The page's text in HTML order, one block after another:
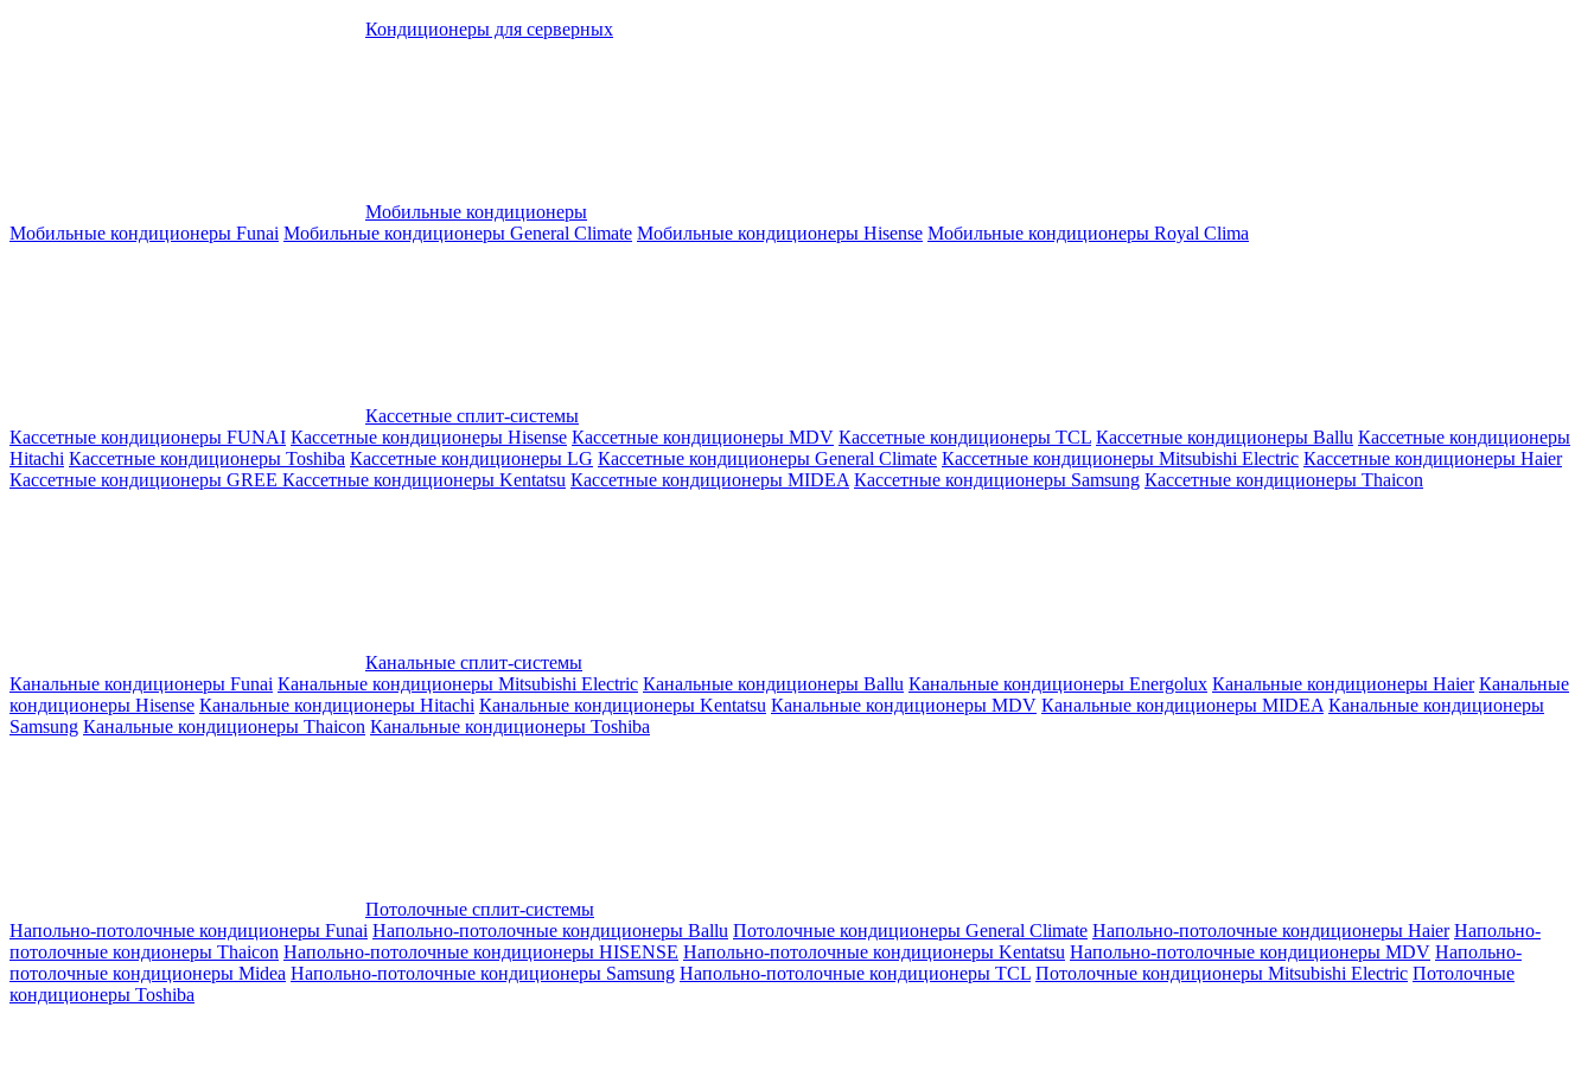
Кондиционеры для серверных
Мобильные кондиционеры
Мобильные кондиционеры Funai Мобильные кондиционеры General Climate Мобильные кондиционеры Hisense Мобильные кондиционеры Royal Clima
Кассетные сплит-системы
Кассетные кондиционеры FUNAI Кассетные кондиционеры Hisense Кассетные кондиционеры MDV Кассетные кондиционеры TCL Кассетные кондиционеры Ballu Кассетные кондиционеры
Hitachi Кассетные кондиционеры Toshiba Кассетные кондиционеры LG Кассетные кондиционеры General Climate Кассетные кондиционеры Mitsubishi Electric Кассетные кондиционеры Haier
Кассетные кондиционеры GREE Кассетные кондиционеры Kentatsu Кассетные кондиционеры MIDEA Кассетные кондиционеры Samsung Кассетные кондиционеры Thaicon
Канальные сплит-системы
Канальные кондиционеры Funai Канальные кондиционеры Mitsubishi Electric Канальные кондиционеры Ballu Канальные кондиционеры Energolux Канальные кондиционеры Haier Канальные
кондиционеры Hisense Канальные кондиционеры Hitachi Канальные кондиционеры Kentatsu Канальные кондиционеры MDV Канальные кондиционеры MIDEA Канальные кондиционеры
Samsung Канальные кондиционеры Thaicon Канальные кондиционеры Toshiba
Потолочные сплит-системы
Напольно-потолочные кондиционеры Funai Напольно-потолочные кондиционеры Ballu Потолочные кондиционеры General Climate Напольно-потолочные кондиционеры Haier Напольно-
потолочные кондионеры Thaicon Напольно-потолочные кондиционеры HISENSE Напольно-потолочные кондиционеры Kentatsu Напольно-потолочные кондиционеры MDV Напольно-
потолочные кондиционеры Midea Напольно-потолочные кондиционеры Samsung Напольно-потолочные кондиционеры TCL Потолочные кондиционеры Mitsubishi Electric Потолочные
кондиционеры Toshiba